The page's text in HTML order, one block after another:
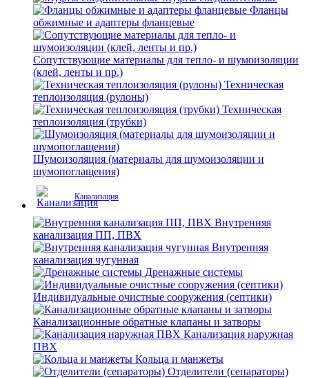
Фланцы
обжимные и адаптеры фланцевые
Сопутствующие материалы для тепло- и шумоизоляции
(клей, ленты и пр.)
Техническая
теплоизоляция (рулоны)
Техническая
теплоизоляция (трубки)
Шумоизоляция (материалы для шумоизоляции и
шумопоглащения)
Канализация
Внутренняя
канализация ПП, ПВХ
Внутренняя
канализация чугунная
Дренажные системы
Индивидуальные очистные сооружения (септики)
Канализационные обратные клапаны и затворы
Канализация наружная
ПВХ
Кольца и манжеты
Отделители (сепараторы)